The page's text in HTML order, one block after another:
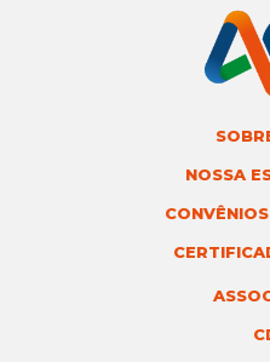
NOSSA